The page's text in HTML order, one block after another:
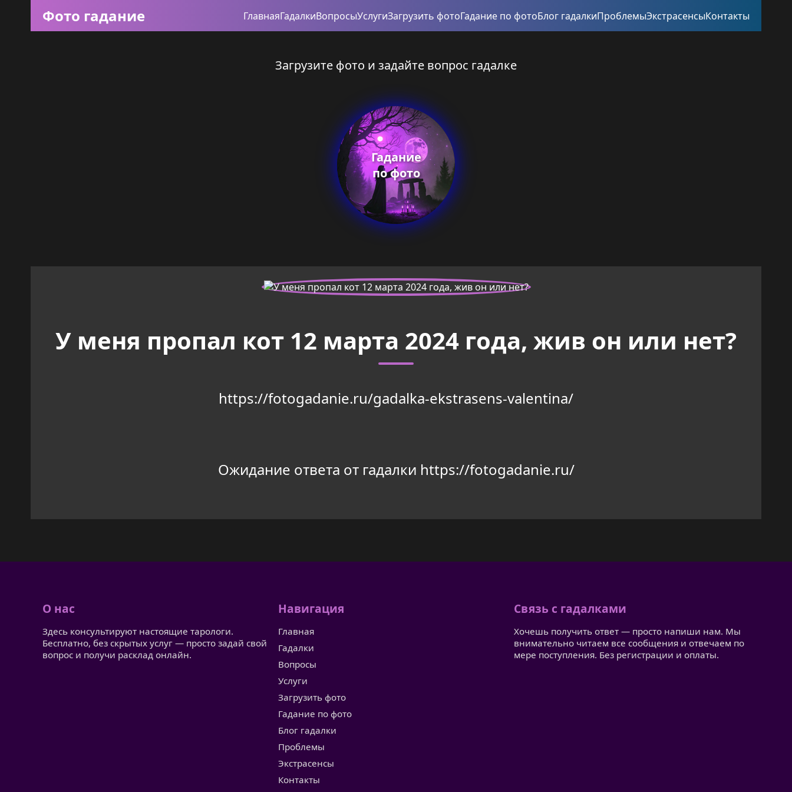
Фото гадание ГлавнаяГадалкиВопросыУслугиЗагрузить фотоГадание по фотоБлог гадалкиПроблемыЭкстрасенсыКонтакты
Загрузите фото и задайте вопрос гадалке
Гадание
по фото
У меня пропал кот 12 марта 2024 года, жив он или нет?
https://fotogadanie.ru/gadalka-ekstrasens-valentina/
Ожидание ответа от гадалки https://fotogadanie.ru/
О нас
Здесь консультируют настоящие тарологи.
Бесплатно, без скрытых услуг — просто задай свой
вопрос и получи расклад онлайн.
Навигация
Главная
Гадалки
Вопросы
Услуги
Загрузить фото
Гадание по фото
Блог гадалки
Проблемы
Экстрасенсы
Контакты
Связь с гадалками
Хочешь получить ответ — просто напиши нам. Мы
внимательно читаем все сообщения и отвечаем по
мере поступления. Без регистрации и оплаты.